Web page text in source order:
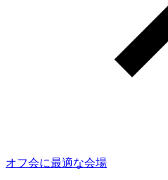
オフ会に最適な会場